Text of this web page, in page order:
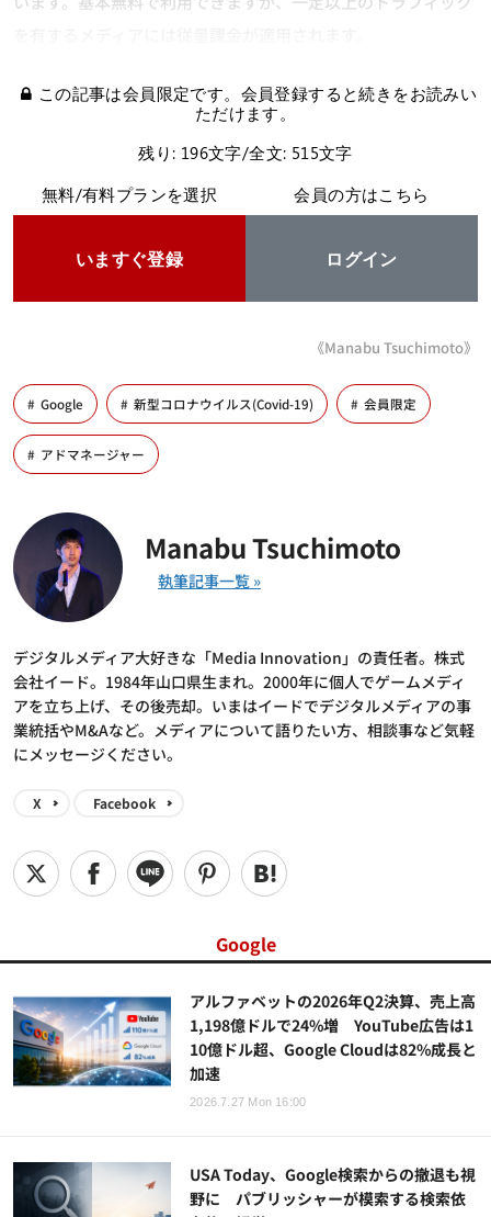
この記事は会員限定です。会員登録すると続きをお読みい
ただけます。
残り: 196文字/全文: 515文字
無料/有料プランを選択
いますぐ登録
会員の方はこちら
ログイン
《Manabu Tsuchimoto》
Google 新型コロナウイルス(Covid-19) 会員限定
アドマネージャー
Manabu Tsuchimoto
デジタルメディア大好きな「Media Innovation」の責任者。株式
会社イード。1984年山口県生まれ。2000年に個人でゲームメディ
アを立ち上げ、その後売却。いまはイードでデジタルメディアの事
業統括やM&Aなど。メディアについて語りたい方、相談事など気軽
にメッセージください。
X Facebook
Google
アルファベットの2026年Q2決算、売上高
1,198億ドルで24%増 YouTube広告は1
10億ドル超、Google Cloudは82%成長と
加速
2026.7.27 Mon 16:00
USA Today、Google検索からの撤退も視
野に パブリッシャーが模索する検索依